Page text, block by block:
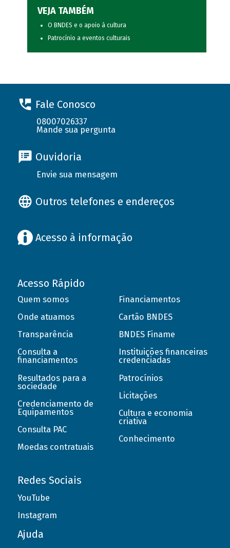
VEJA TAMBÉM
O BNDES e o apoio à cultura
Patrocínio a eventos culturais
Fale Conosco
08007026337
Mande sua pergunta
Ouvidoria
Envie sua mensagem
Outros telefones e endereços
Acesso à informação
Acesso Rápido
Quem somos
Onde atuamos
Transparência
Consulta a
financiamentos
Resultados para a
sociedade
Credenciamento de
Equipamentos
Consulta PAC
Moedas contratuais
Financiamentos
Cartão BNDES
BNDES Finame
Instituições financeiras
credenciadas
Patrocínios
Licitações
Cultura e economia
criativa
Conhecimento
Redes Sociais
YouTube
Instagram
Ajuda